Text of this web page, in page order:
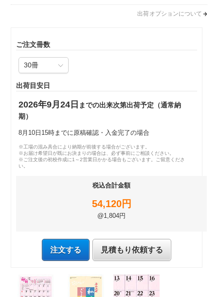
出荷オプションについて
ご注文冊数
出荷目安日
2026年9月24日 までの出来次第出荷予定（通常納
期）
8月10日15時までに原稿確認・入金完了の場合
※工場の混み具合により納期が前後する場合がございます。
※お届け希望日が既にお決まりの場合は、必ず事前にご相談ください。
※ご注文後の初校作成に1～2営業日かかる場合もございます。ご留意くださ
い。
税込合計金額
54,120円
@1,804円
注文する 見積もり依頼する